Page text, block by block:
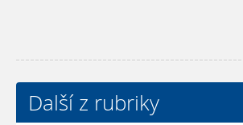
Další z rubriky